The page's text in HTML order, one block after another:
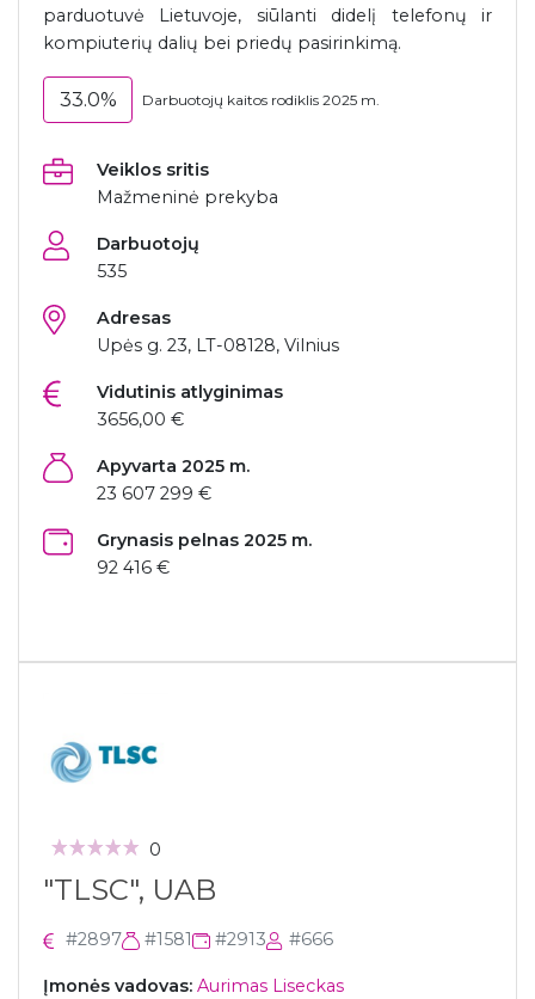
parduotuvė Lietuvoje, siūlanti didelį telefonų ir
kompiuterių dalių bei priedų pasirinkimą.
33.0% Darbuotojų kaitos rodiklis 2025 m.
Veiklos sritis
Mažmeninė prekyba
Darbuotojų
535
Adresas
Upės g. 23, LT-08128, Vilnius
Vidutinis atlyginimas
3656,00 €
Apyvarta 2025 m.
23 607 299 €
Grynasis pelnas 2025 m.
92 416 €
0
"TLSC", UAB
#2897 #1581 #2913 #666
Įmonės vadovas: Aurimas Liseckas